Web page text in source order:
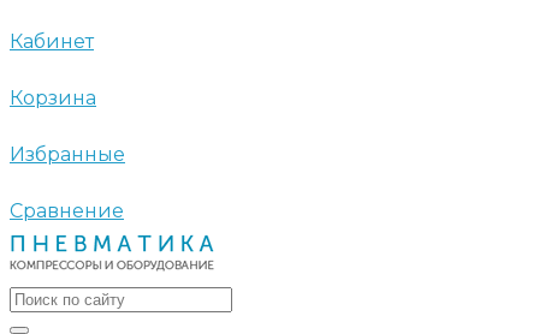
Кабинет
Корзина
Избранные
Сравнение